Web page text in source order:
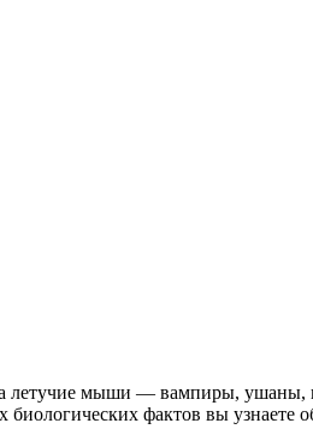
летучие мыши — вампиры, ушаны,
фактов вы узнаете